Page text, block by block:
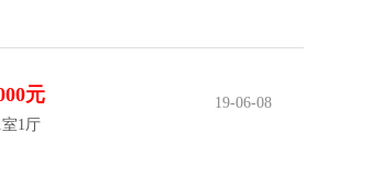
19-06-08
元
室1厅